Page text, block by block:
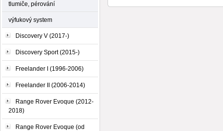
tlumiče, pérování
výfukový system
Discovery V (2017-)
Discovery Sport (2015-)
Freelander I (1996-2006)
Freelander II (2006-2014)
Range Rover Evoque (2012-
2018)
Range Rover Evoque (od